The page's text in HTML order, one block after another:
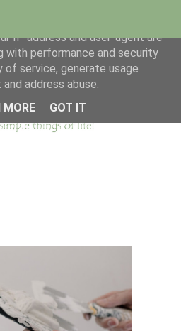
Google to deliver its services
IP address and user-agent are
with performance and security
service, generate usage
address abuse.
MORE
GOT IT